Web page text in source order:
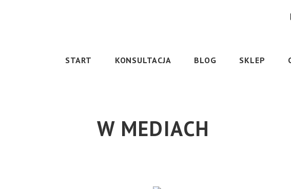
START KONSULTACJA BLOG SKLEP
W MEDIACH